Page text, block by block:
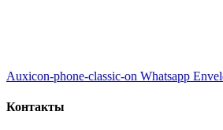
Auxicon-phone-classic-on Whatsapp
Контакты